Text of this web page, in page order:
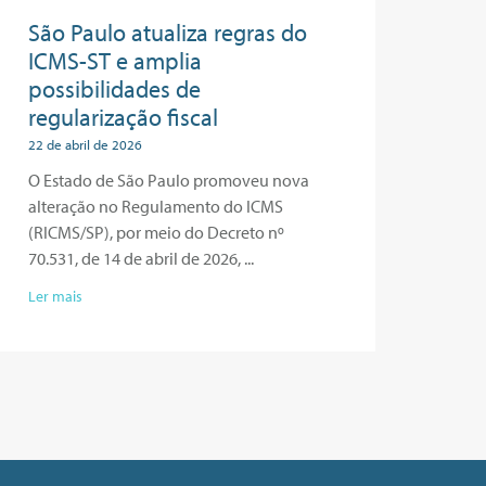
São Paulo atualiza regras do
ICMS-ST e amplia
possibilidades de
regularização fiscal
22 de abril de 2026
O Estado de São Paulo promoveu nova
alteração no Regulamento do ICMS
(RICMS/SP), por meio do Decreto nº
70.531, de 14 de abril de 2026,
Ler mais